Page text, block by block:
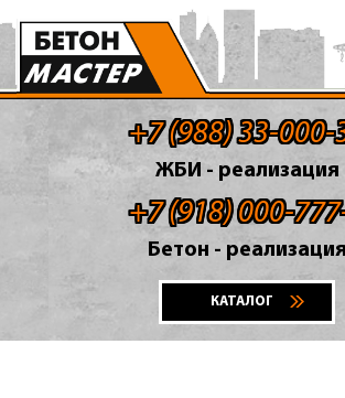
+7 (988) 33-000-
ЖБИ - реализация
+7 (918) 000-
Бетон - реализация
КАТАЛОГ